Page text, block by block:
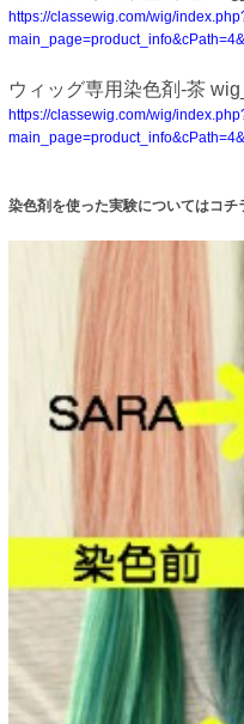
https://classewig.com/wig/
ウィッグ専用染色剤‐茶
https://classewig.com/wig/
染色剤を使った実験についてはコチ